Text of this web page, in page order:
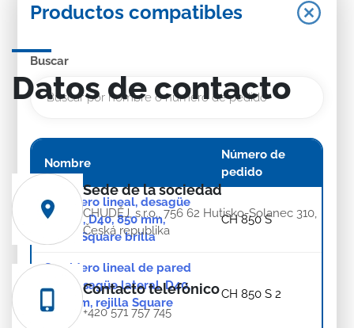
Productos compatibles
Buscar
Nombre
Número de
pedido
Sumidero lineal, desagüe
lateral, D40, 850 mm,
rejilla Square brilla
CH 850 S
Sumidero lineal de pared
con desagüe lateral, D40,
850 mm, rejilla Square
brilla
CH 850 S 2
Datos de contacto
Sede de la sociedad
CHUDĚJ, s.r.o., 756 62 Hutisko-Solanec 310,
Česká republika
Contacto telefónico
+420 571 757 745